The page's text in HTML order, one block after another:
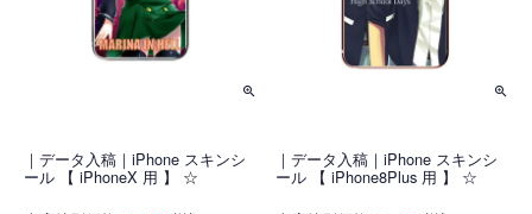
｜データ入稿｜iPhone スキンシ
ール 【 iPhoneX 用 】 ☆
｜データ入稿｜iPhone スキンシ
ール 【 iPhone8Plus 用 】 ☆